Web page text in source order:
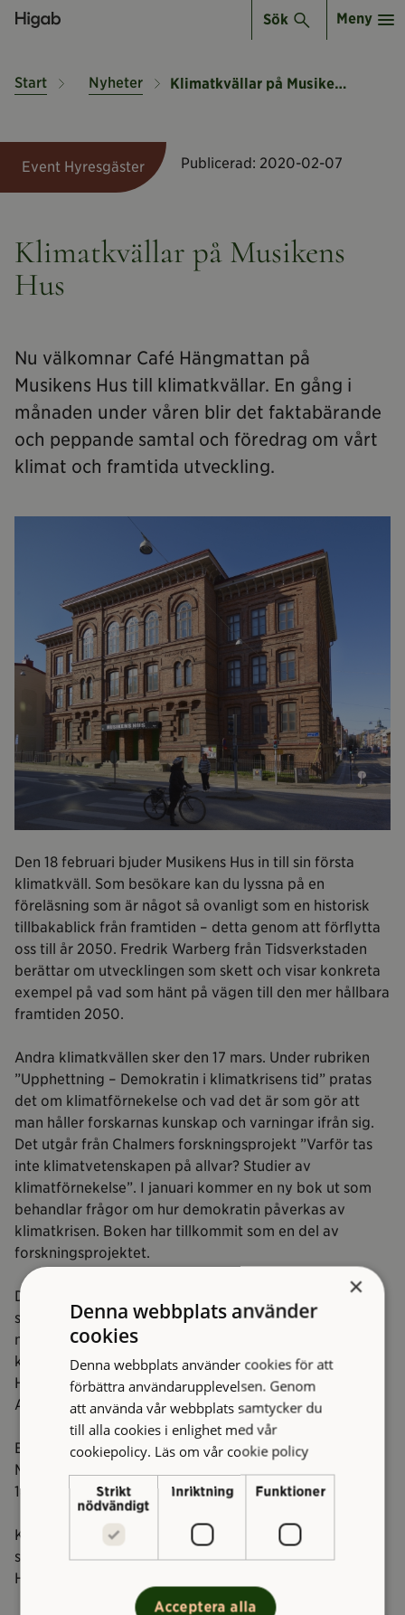
Sök Meny
Start Nyheter Klimatkvällar på Musikens Hus
Event Hyresgäster Publicerad: 2020-02-07
Klimatkvällar på Musikens
Hus
Nu välkomnar Café Hängmattan på
Musikens Hus till klimatkvällar. En gång i
månaden under våren blir det faktabärande
och peppande samtal och föredrag om vårt
klimat och framtida utveckling.
Den 18 februari bjuder Musikens Hus in till sin första
klimatkväll. Som besökare kan du lyssna på en
föreläsning som är något så ovanligt som en historisk
tillbakablick från framtiden – detta genom att förflytta
oss till år 2050. Fredrik Warberg från Tidsverkstaden
berättar om utvecklingen som skett och visar konkreta
exempel på vad som hänt på vägen till den mer hållbara
framtiden 2050.
Andra klimatkvällen sker den 17 mars. Under rubriken
”Upphettning – Demokratin i klimatkrisens tid” pratas
det om klimatförnekelse och vad det är som gör att
man håller forskarnas kunskap och varningar ifrån sig.
Det utgår från Chalmers forskningsprojekt ”Varför tas
inte klimatvetenskapen på allvar? Studier av
klimatförnekelse”. I januari kommer en ny bok ut som
behandlar frågor om hur demokratin påverkas av
klimatkrisen. Boken har tillkommit som en del av
forskningsprojektet.
Den 21 april är temat ”Fler gröna fingrar i asfalten” – ett
samtal om hur kan vi göra staden mer ekologisk och
naturnära och därmed bättre rustad inför
klimatförändringen. Representanter från
Hyresgästföreningen, allmännyttan och White
Arkitekter deltar.
Evenemangen äger rum på Café Hängmattan på
Musikens Hus, Karl Johansgatan 16. Dörrarna öppnas kl
18 och det startar på scen kl 19. Fri entré.
Klimatkvällarna arrangeras av Musikens Hus i
samverkan med ABF Göteborg och
Hyresgästföreningen Västra Göteborg.
×
Denna webbplats använder
cookies
Denna webbplats använder cookies för att
förbättra användarupplevelsen. Genom
att använda vår webbplats samtycker du
till alla cookies i enlighet med vår
cookiepolicy. Läs om vår cookie policy
Strikt
nödvändigt
Inriktning Funktioner
Acceptera alla